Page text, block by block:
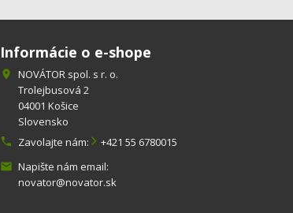
Informácie o e-shope

NOVÁTOR spol. s r. o.
Trolejbusová 2
04001 Košice
Slovensko
 Zavolajte nám: +421 55 6780015
 Napište nám email:
novator@novator.sk